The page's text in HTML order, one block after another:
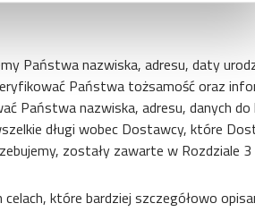
Państwa nazwiska, adresu, daty
Państwa tożsamość oraz
Państwa nazwiska, adresu, danych
długi wobec Dostawcy, które
zostały zawarte w Rozdziale 3
które bardziej szczegółowo